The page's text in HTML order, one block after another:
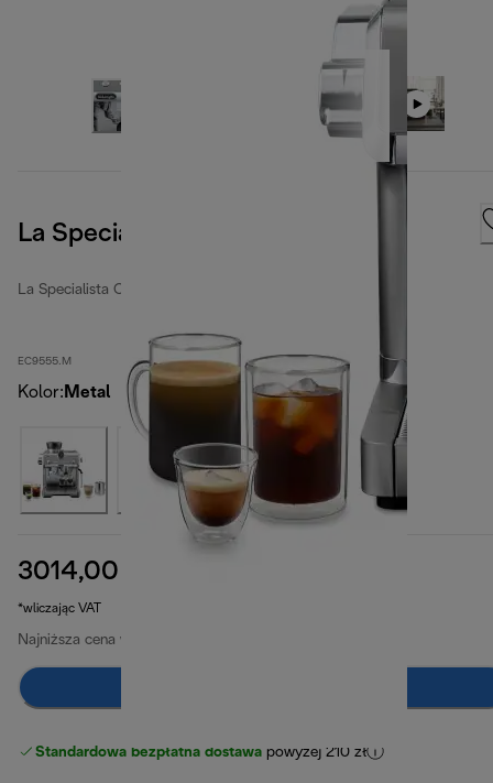
La Specialista Opera
La Specialista Opera
EC9555.M
Kolor: Metal
3014,00 zł
*wliczając VAT
Najniższa cena w ciągu ostatnich 30 dni
Standardowa bezpłatna dostawa powyżej 210 zł